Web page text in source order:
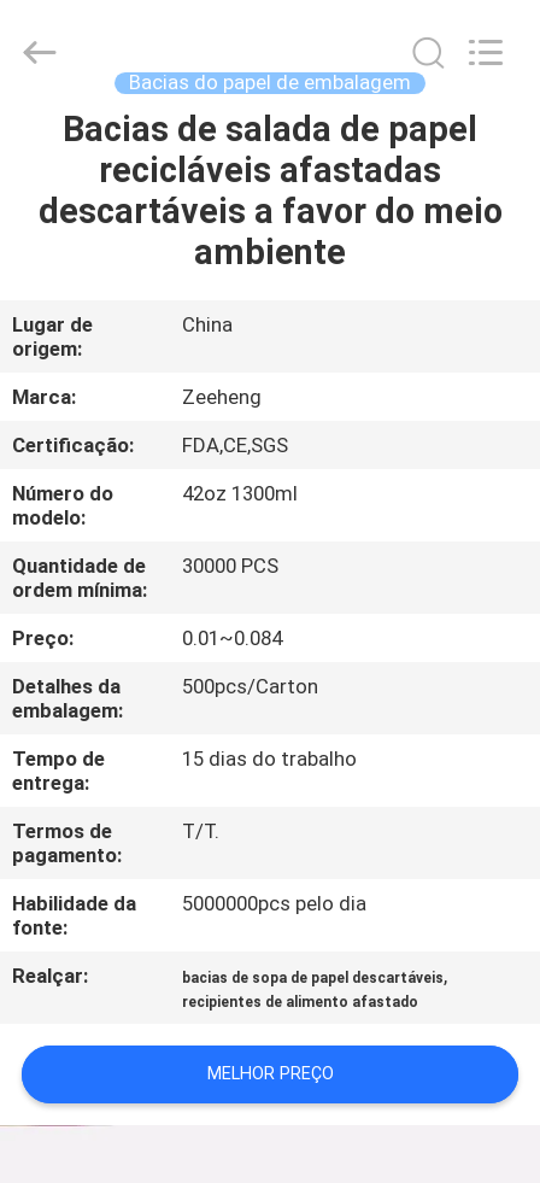
CASA
PRODUTOS
NÓS
EXCURSÃO
DA
FÁBRICA
CONTROLE
DA
QUALIDADE
CONTACTE-
NOS
NOTÍCIA
PEÇA
CITAÇÕES
MAPA
DO
Environmental
Protection
Bacias do papel de embalagem
Bacias de salada de papel
recicláveis afastadas
descartáveis a favor do meio
ambiente
Lugar de
origem:
China
Marca:
Zeeheng
Certificação:
FDA,CE,SGS
Número do
modelo:
42oz 1300ml
Quantidade de
ordem mínima:
30000 PCS
Preço:
0.01~0.084
Detalhes da
embalagem:
500pcs/Carton
Tempo de
entrega:
15 dias do trabalho
Termos de
pagamento:
T/T.
Habilidade da
fonte:
5000000pcs pelo dia
Realçar: bacias de sopa de papel descartáveis,
recipientes de alimento afastado
MELHOR PREÇO